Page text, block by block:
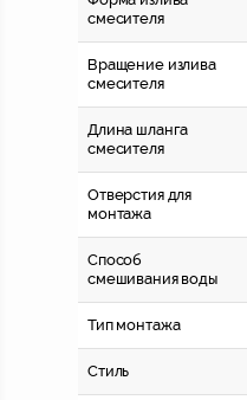
смесителя
Вращение излива
смесителя
Длина шланга
смесителя
Отверстия для
монтажа
Способ
смешивания воды
Тип монтажа
Стиль